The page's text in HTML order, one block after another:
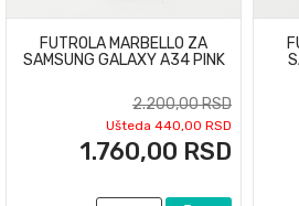
FUTROLA MARBELLO ZA
SAMSUNG GALAXY A34 PINK
2.200,00 RSD
Ušteda 440,00 RSD
1.760,00 RSD